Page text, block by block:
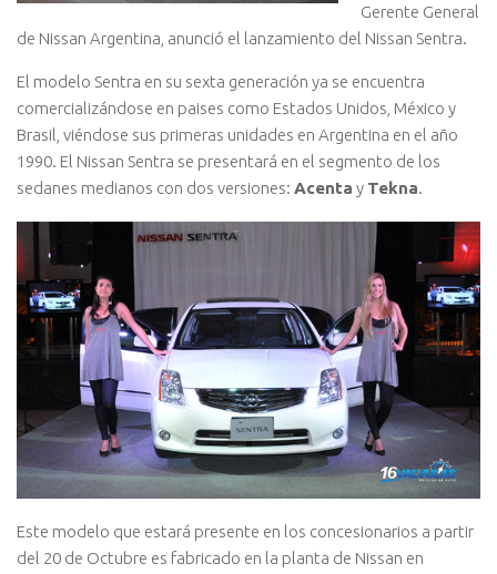
Gerente General
de Nissan Argentina, anunció el lanzamiento del Nissan Sentra.
El modelo Sentra en su sexta generación ya se encuentra
comercializándose en paises como Estados Unidos, México y
Brasil, viéndose sus primeras unidades en Argentina en el año
1990. El Nissan Sentra se presentará en el segmento de los
sedanes medianos con dos versiones: Acenta y Tekna.
Este modelo que estará presente en los concesionarios a partir
del 20 de Octubre es fabricado en la planta de Nissan en